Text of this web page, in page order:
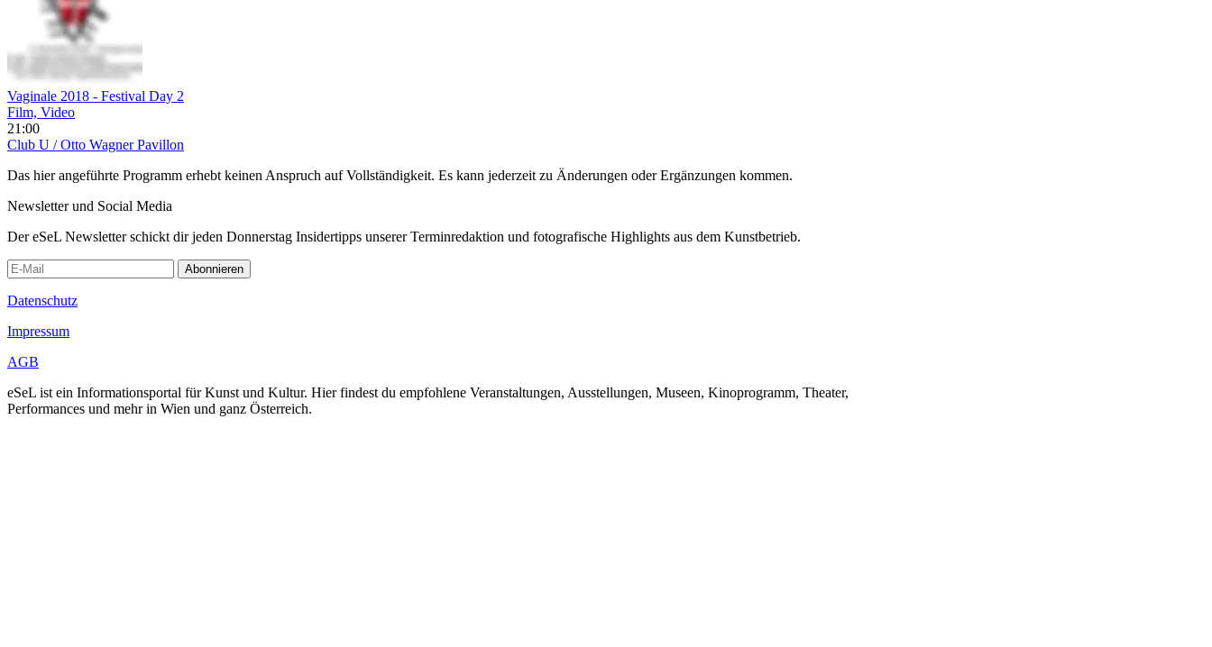
Vaginale 2018 - Festival Day 2
Film, Video
21:00
Club U / Otto Wagner Pavillon
Das hier angeführte Programm erhebt keinen Anspruch auf Vollständigkeit. Es kann jederzeit zu Änderungen oder Ergänzungen kommen.
Newsletter und Social Media
Der eSeL Newsletter schickt dir jeden Donnerstag Insidertipps unserer Terminredaktion und fotografische Highlights aus dem Kunstbetrieb.
Abonnieren
Datenschutz
Impressum
AGB
eSeL ist ein Informationsportal für Kunst und Kultur. Hier findest du empfohlene Veranstaltungen, Ausstellungen, Museen, Kinoprogramm, Theater,
Performances und mehr in Wien und ganz Österreich.